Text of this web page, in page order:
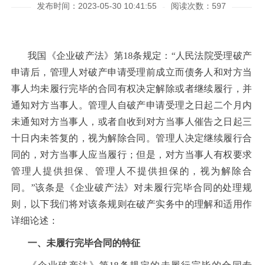
发布时间：2023-05-30 10:41:55 阅读次数：597
我国《企业破产法》第18条规定：“人民法院受理破产
申请后，管理人对破产申请受理前成立而债务人和对方当
事人均未履行完毕的合同有权决定解除或者继续履行，并
通知对方当事人。管理人自破产申请受理之日起二个月内
未通知对方当事人，或者自收到对方当事人催告之日起三
十日内未答复的，视为解除合同。管理人决定继续履行合
同的，对方当事人应当履行；但是，对方当事人有权要求
管理人提供担保、管理人不提供担保的，视为解除合
同。”该条是《企业破产法》对未履行完毕合同的处理规
则，以下我们将对该条规则在破产实务中的理解和适用作
详细论述：
一、未履行完毕合同的特征